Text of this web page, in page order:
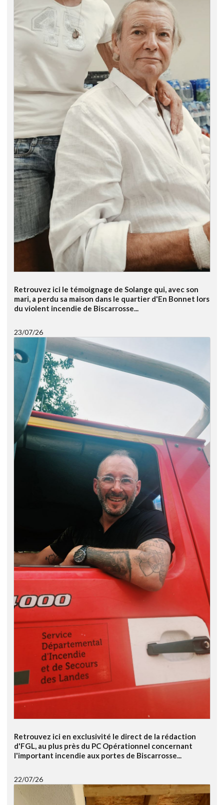
Retrouvez ici le témoignage de Solange qui, avec son
mari, a perdu sa maison dans le quartier d'En Bonnet lors
du violent incendie de Biscarrosse...
23/07/26
Retrouvez ici en exclusivité le direct de la rédaction
d'FGL, au plus près du PC Opérationnel concernant
l'important incendie aux portes de Biscarrosse...
22/07/26